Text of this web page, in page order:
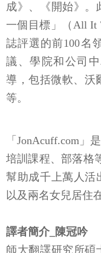
成》、《開始》。
一個目標」（All It
誌評選的前100名
議、學院和公司
導，包括微軟、沃
等。
「JonAcuff.com」
培訓課程、部落格
幫助成千上萬人活
以及兩名女兒居住
譯者簡介_陳冠吟
師大翻譯研究所碩